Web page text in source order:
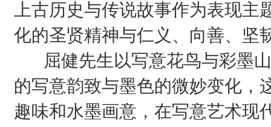
上古历史与传说故事作为表现
化的圣贤精神与仁义、向善、坚
屈健先生以写意花鸟与彩墨山
的写意韵致与墨色的微妙变化，
趣味和水墨画意，在写意艺术现